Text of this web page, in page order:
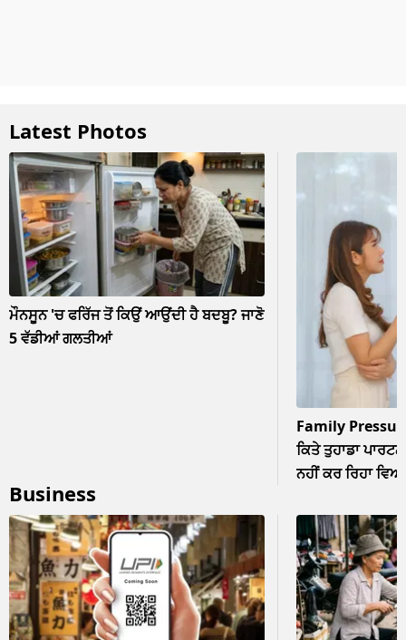
Latest Photos
ਮੌਨਸੂਨ 'ਚ ਫਰਿੱਜ ਤੋਂ ਕਿਉਂ ਆਉਂਦੀ ਹੈ ਬਦਬੂ? ਜਾਣੋ
5 ਵੱਡੀਆਂ ਗਲਤੀਆਂ
Family
ਕਿਤੇ ਤੁਹਾਡਾ
ਨਹੀਂ ਕਰ ਰਿਹਾ
Business